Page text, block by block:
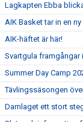
Lagkapten Ebba
AIK Basket tar in en
AIK-häftet är här!
Svartgula framgångar
Summer Day Camp
Tävlingssäsongen
Damlaget ett stort